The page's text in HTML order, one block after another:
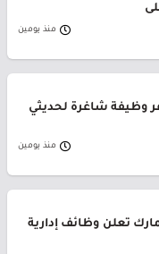
منذ يومين
وظيفة شاغرة لحديثي
منذ يومين
تعلن وظائف إدارية